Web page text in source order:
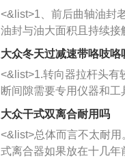
西取出来。但如果是因
的堵塞，就需要将三元催
洗剂对堵塞的情况得到解
放在燃油箱中，与燃油混
动时，就可以和汽油一起
室，最后形成废气排出，
催化器得到清洗，排气管
能够得到解决。
一圈半的练习，往右同样
圈数。 <&list>3、最后强
习，这样就可以形成肌肉
驾驶车辆时，不需要记
向。
<&list>1、前后曲轴油封
油封与油大面积且持续接
和发动机内持续温度变化
逐渐减弱，导致渗油或漏
活塞间隙过大：积碳会使
的间隙扩大，导致机油流
造成烧机油。<&list>3、
机油粘度过小的话，同
象，机油粘度过小具有很
大众冬天过减速带咯吱咯
<&list>1.转向器拉杆头有
断间隙需要专用仪器和工
无法制作，需要将车辆送
店；<&list>2.车辆半轴套
裂，破裂后会出现漏油现
损严重，磨损的半轴容易
大众干式双离合耐用吗
<&list>总体而言不太耐
式离合器如果放在十几年